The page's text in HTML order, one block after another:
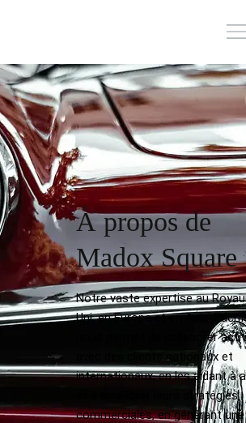
À propos de
Madox Square
Notre vaste expertise au
Uni, en Europe et en Asie-
nous permet de collaborer
avec des clients nationaux et
internationaux, en les aidant à
et à améliorer leurs stratégies
commerciales, en générant une